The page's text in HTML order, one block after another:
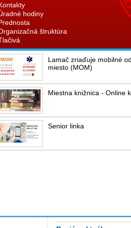
hodiny
štruktúra
Lamač zriaďuje mobilné
miesto (MOM)
Miestna knižnica - Online
Senior linka